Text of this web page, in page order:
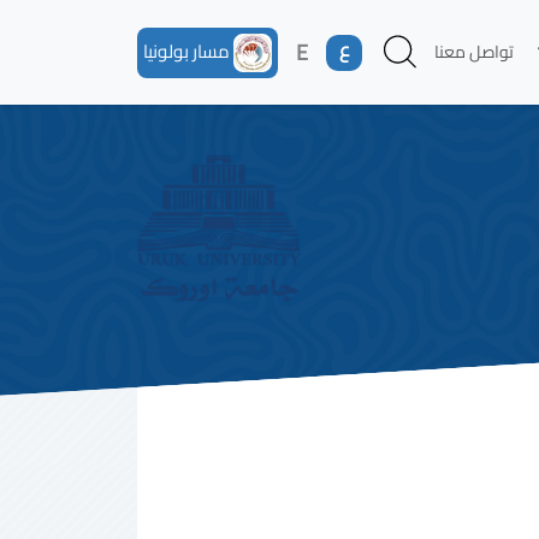
تواصل معنا ع E مسار بولونيا